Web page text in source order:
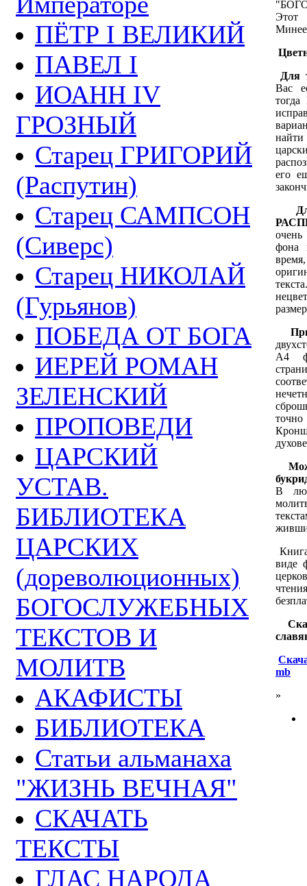
ПЁТР I ВЕЛИКИЙ
ПАВЕЛ I
ИОАНН IV
ГРОЗНЫЙ
Старец ГРИГОРИЙ
(Распутин)
Старец САМПСОН
(Сиверс)
Старец НИКОЛАЙ
(Гурьянов)
ПОБЕДА ОТ БОГА
ИЕРЕЙ РОМАН
ЗЕЛЕНСКИЙ
ПРОПОВЕДИ
ЦАРСКИЙ
УСТАВ.
БИБЛИОТЕКА
ЦАРСКИХ
(дореволюционных)
БОГОСЛУЖЕБНЫХ
ТЕКСТОВ И
МОЛИТВ
АКАФИСТЫ
БИБЛИОТЕКА
Статьи альманаха
"ЖИЗНЬ ВЕЧНАЯ"
СКАЧАТЬ
ТЕКСТЫ
ГЛАС НАРОДА
Этот
Минее
Для
Вас
его
очень
фона
А4
В
виде
mb
»